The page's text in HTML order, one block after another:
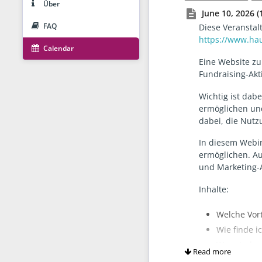
Über
FAQ
Calendar
June 10, 2026
Diese
https://
Eine Website
Fundraising-
Wichtig ist
ermöglichen
dabei, die
In diesem
ermöglichen.
und
Inhalte:
Welche
Wie finde
Read more